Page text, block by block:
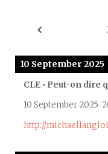
10 September 2025
CLE • Peut-on dire
10 September 2025
http://